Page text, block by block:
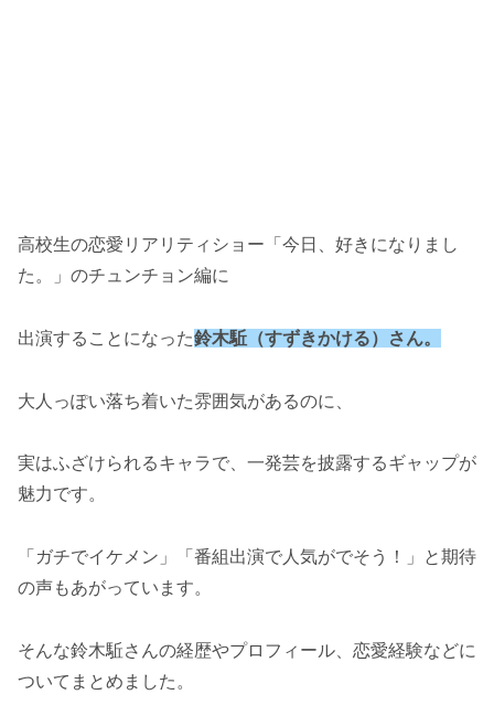
高校生の恋愛リアリティショー「今日、好きになりまし
た。」のチュンチョン編に
出演することになった鈴木駈（すずきかける）さん。
大人っぽい落ち着いた雰囲気があるのに、
実はふざけられるキャラで、一発芸を披露するギャップが
魅力です。
「ガチでイケメン」「番組出演で人気がでそう！」と期待
の声もあがっています。
そんな鈴木駈さんの経歴やプロフィール、恋愛経験などに
ついてまとめました。